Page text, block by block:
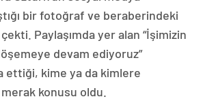
bir fotoğraf ve beraberindeki
Paylaşımda yer alan “İşimizin
devam ediyoruz”
ettiği, kime ya da kimlere
konusu oldu.